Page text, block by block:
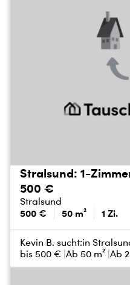
Stralsund: 1-
500 €
Stralsund
500 € 50 m² 1 Zi.
Kevin B. sucht:in
bis 500 € Ab 50 m² Ab